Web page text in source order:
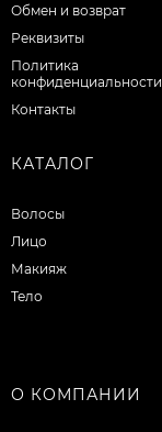
Обмен и возврат
Реквизиты
Политика
конфиденциальности
Контакты
КАТАЛОГ
Волосы
Лицо
Макияж
Тело
О КОМПАНИИ